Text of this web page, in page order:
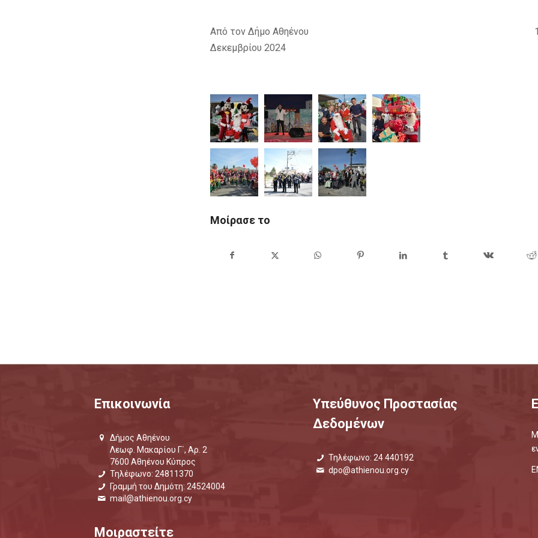
Από τον Δήμο Αθηένου
Δεκεμβρίου 2024
Μοίρασε το
Επικοινωνία
Δήμος Αθηένου
Λεωφ. Μακαρίου Γ΄, Αρ. 2
7600 Αθηένου Κύπρος
Τηλέφωνο: 24811370
Γραμμή του Δημότη: 24524004
mail@athienou.org.cy
Μοιραστείτε
Υπεύθυνος Προστασίας
Δεδομένων
Τηλέφωνο: 24 440192
dpo@athienou.org.cy